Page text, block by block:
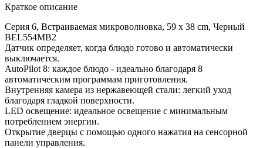
Краткое описание
Серия 6, Встраиваемая микроволновка, 59 x 38 cm, Черный
BEL554MB2
Датчик определяет, когда блюдо готово и автоматически
выключается.
AutoPilot 8: каждое блюдо - идеально благодаря 8
автоматическим программам приготовления.
Внутренняя камера из нержавеющей стали: легкий уход
благодаря гладкой поверхности.
LED освещение: идеальное освещение с минимальным
потреблением энергии.
Открытие дверцы с помощью одного нажатия на сенсорной
панели управления.